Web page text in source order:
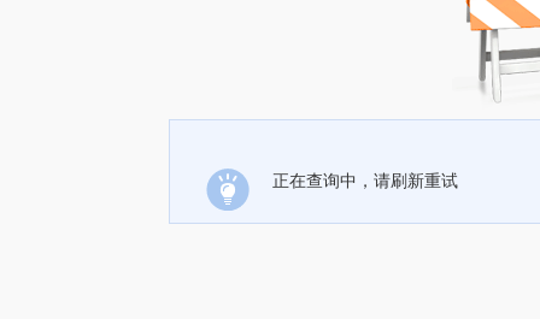
正在查询中，请刷新重试